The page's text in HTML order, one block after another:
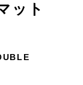
ット